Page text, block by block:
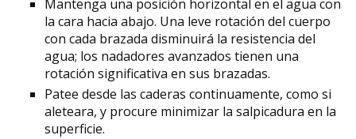
Mantenga una posición horizontal en el agua con
la cara hacia abajo. Una leve rotación del cuerpo
con cada brazada disminuirá la resistencia del
agua; los nadadores avanzados tienen una
rotación significativa en sus brazadas.
Patee desde las caderas continuamente, como si
aleteara, y procure minimizar la salpicadura en la
superficie.